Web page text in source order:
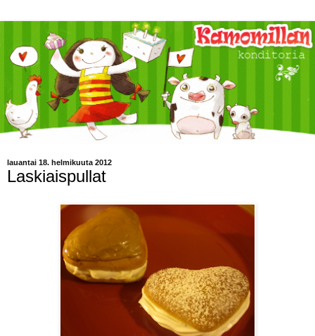
lauantai 18. helmikuuta 2012
Laskiaispullat